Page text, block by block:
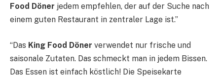
Food Döner jedem empfehlen, der auf der Suche nach
einem guten Restaurant in zentraler Lage ist.”
“Das King Food Döner verwendet nur frische und
saisonale Zutaten. Das schmeckt man in jedem Bissen.
Das Essen ist einfach köstlich! Die Speisekarte